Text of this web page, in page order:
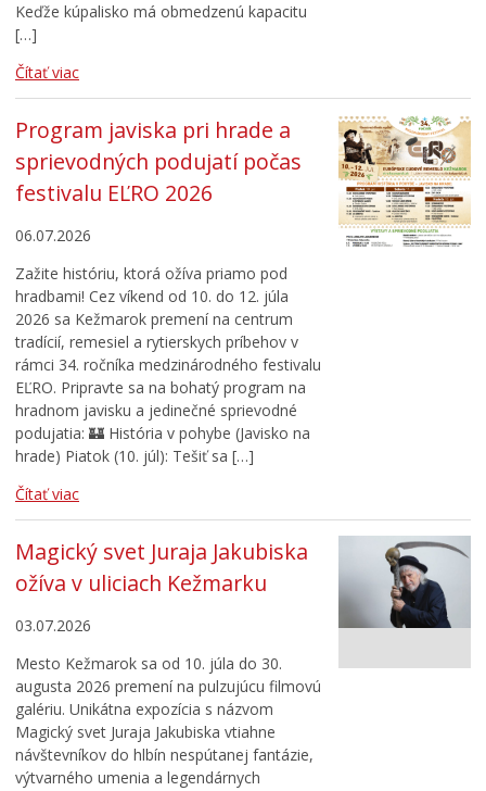
Keďže kúpalisko má obmedzenú kapacitu
[…]
Čítať viac
Program javiska pri hrade a
sprievodných podujatí počas
festivalu EĽRO 2026
06.07.2026
Zažite históriu, ktorá ožíva priamo pod
hradbami! Cez víkend od 10. do 12. júla
2026 sa Kežmarok premení na centrum
tradícií, remesiel a rytierskych príbehov v
rámci 34. ročníka medzinárodného festivalu
EĽRO. Pripravte sa na bohatý program na
hradnom javisku a jedinečné sprievodné
podujatia: 🏰 História v pohybe (Javisko na
hrade) Piatok (10. júl): Tešiť sa […]
Čítať viac
Magický svet Juraja Jakubiska
ožíva v uliciach Kežmarku
03.07.2026
Mesto Kežmarok sa od 10. júla do 30.
augusta 2026 premení na pulzujúcu filmovú
galériu. Unikátna expozícia s názvom
Magický svet Juraja Jakubiska vtiahne
návštevníkov do hlbín nespútanej fantázie,
výtvarného umenia a legendárnych